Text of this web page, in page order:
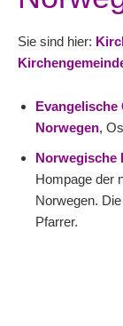
Sie sind hier:
Evangelische
Norwegen,
Norwegische
Hompage der
Norwegen.
Pfarrer.